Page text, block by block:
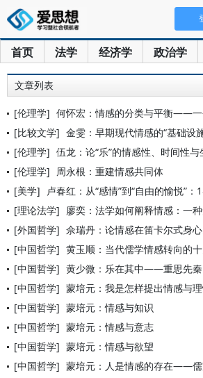
首页 法学 经济学 政治学
文章列表
[伦理学] 何怀宏：情感的分类与平衡——一
[比较文学] 金雯：早期现代情感的“基础设施”：论中
[伦理学] 伍龙：论“乐”的情感性、时间性与
[伦理学] 周永根：重建情感共同体
[美学]
卢春红：从“感情”到“自由的愉悦”：18
[理论法学] 廖奕：法学如何阐释情感：一
[外国哲学] 佘瑞丹：论情感在笛卡尔式身
[中国哲学] 黄玉顺：当代儒学情感转向的
[中国哲学] 黄少微：乐在其中——重思先秦时
[中国哲学] 蒙培元：我是怎样提出情感与
[中国哲学] 蒙培元：情感与知识
[中国哲学] 蒙培元：情感与意志
[中国哲学] 蒙培元：情感与欲望
[中国哲学] 蒙培元：人是情感的存在——